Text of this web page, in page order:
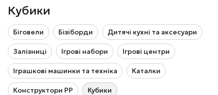
Кубики
Біговели Бізіборди Дитячі кухні та аксесуари
Залізниці Ігрові набори Ігрові центри
Іграшкові машинки та техніка Каталки
Конструктори РР Кубики